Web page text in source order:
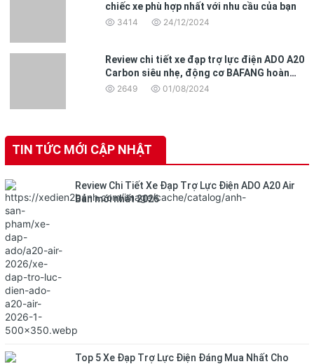
chiếc xe phù hợp nhất với nhu cầu của bạn
3414 24/12/2024
Review chi tiết xe đạp trợ lực điện ADO A20
Carbon siêu nhẹ, động cơ BAFANG hoàn
toàn mới
2649 01/08/2024
TIN TỨC MỚI CẬP NHẬT
Review Chi Tiết Xe Đạp Trợ Lực Điện ADO A20 Air
Bản mới nhất 2026
Top 5 Xe Đạp Trợ Lực Điện Đáng Mua Nhất Cho